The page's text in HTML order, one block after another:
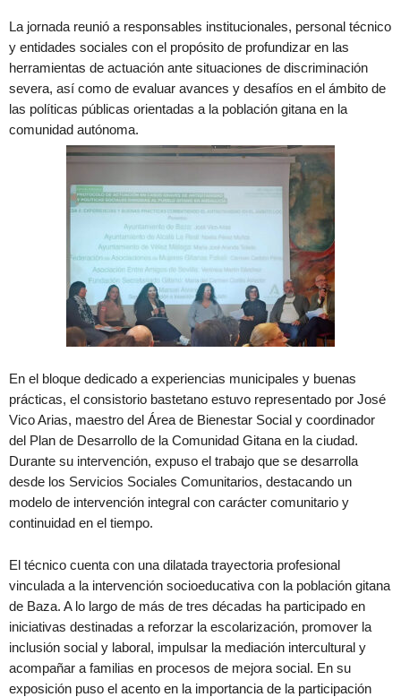
La jornada reunió a responsables institucionales, personal técnico
y entidades sociales con el propósito de profundizar en las
herramientas de actuación ante situaciones de discriminación
severa, así como de evaluar avances y desafíos en el ámbito de
las políticas públicas orientadas a la población gitana en la
comunidad autónoma.
En el bloque dedicado a experiencias municipales y buenas
prácticas, el consistorio bastetano estuvo representado por José
Vico Arias, maestro del Área de Bienestar Social y coordinador
del Plan de Desarrollo de la Comunidad Gitana en la ciudad.
Durante su intervención, expuso el trabajo que se desarrolla
desde los Servicios Sociales Comunitarios, destacando un
modelo de intervención integral con carácter comunitario y
continuidad en el tiempo.
El técnico cuenta con una dilatada trayectoria profesional
vinculada a la intervención socioeducativa con la población gitana
de Baza. A lo largo de más de tres décadas ha participado en
iniciativas destinadas a reforzar la escolarización, promover la
inclusión social y laboral, impulsar la mediación intercultural y
acompañar a familias en procesos de mejora social. En su
exposición puso el acento en la importancia de la participación